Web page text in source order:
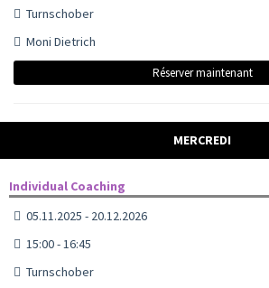
Turnschober
Moni Dietrich
Réserver maintenant
MERCREDI
Individual Coaching
05.11.2025 - 20.12.2026
15:00 - 16:45
Turnschober